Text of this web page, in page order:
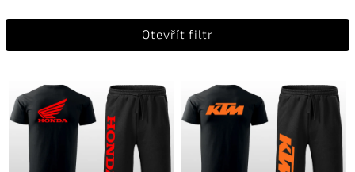
Nejlevnější
Otevřít filtr